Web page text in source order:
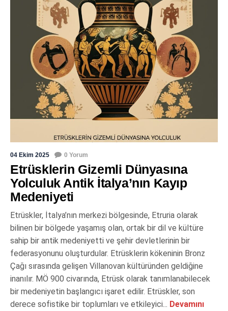
04 Ekim 2025 0 Yorum
Etrüsklerin Gizemli Dünyasına
Yolculuk Antik İtalya’nın Kayıp
Medeniyeti
Etrüskler, İtalya’nın merkezi bölgesinde, Etruria olarak
bilinen bir bölgede yaşamış olan, ortak bir dil ve kültüre
sahip bir antik medeniyetti ve şehir devletlerinin bir
federasyonunu oluşturdular. Etrüsklerin kökeninin Bronz
Çağı sırasında gelişen Villanovan kültüründen geldiğine
inanılır. MÖ 900 civarında, Etrüsk olarak tanımlanabilecek
bir medeniyetin başlangıcı işaret edilir. Etrüskler, son
derece sofistike bir toplumları ve etkileyici... Devamını